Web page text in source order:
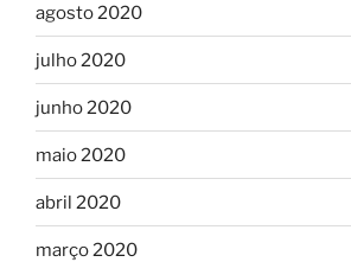
agosto 2020
julho 2020
junho 2020
maio 2020
abril 2020
março 2020